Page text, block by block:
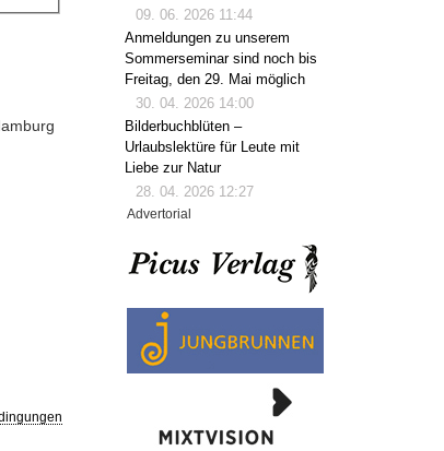
09. 06. 2026 11:44
Anmeldungen zu unserem
Sommerseminar sind noch bis
Freitag, den 29. Mai möglich
30. 04. 2026 14:00
Bilderbuchblüten –
Urlaubslektüre für Leute mit
Liebe zur Natur
28. 04. 2026 12:27
Advertorial